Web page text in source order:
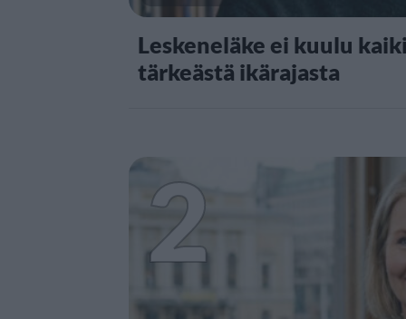
Leskeneläke ei kuulu
tärkeästä ikärajasta
2